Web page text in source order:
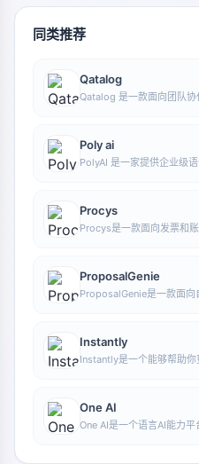
同类推荐
Qatalog
Qatalog 是一款面向团队协
Poly ai
PolyAI 是一家提供企业级
Procys
Procys是一款面向发票和
ProposalGenie
ProposalGenie是一款面向
Instantly
Instantly是一个能够帮助你
帮助你更高效地完成任务，
One AI
One AI是一个语言AI能力